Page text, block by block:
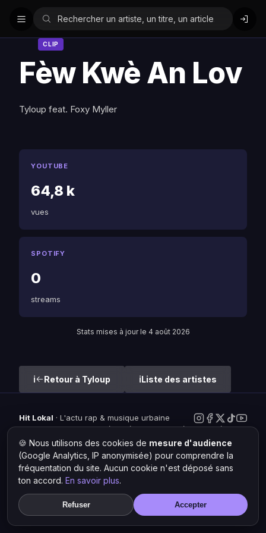
CLIP
Fèw Kwè An Lov
Tyloup feat. Foxy Myller
YOUTUBE
64,8 k
vues
SPOTIFY
0
streams
Stats mises à jour le 4 août 2026
Retour à Tyloup Liste des artistes
Hit Lokal · L'actu rap & musique urbaine
© 2026 — Tous droits réservés ·Mentions légales·Gérer les
cookies
🍪 Nous utilisons des cookies de mesure d'audience
(Google Analytics, IP anonymisée) pour comprendre la
fréquentation du site. Aucun cookie n'est déposé sans
ton accord. En savoir plus.
Refuser Accepter